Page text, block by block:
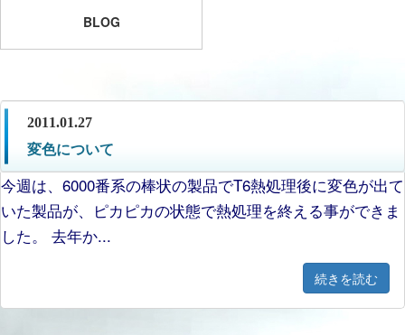
BLOG
2011.01.27
変色について
今週は、6000番系の棒状の製品でT6熱処理後に変色が出て
いた製品が、ピカピカの状態で熱処理を終える事ができま
した。 去年か...
続きを読む